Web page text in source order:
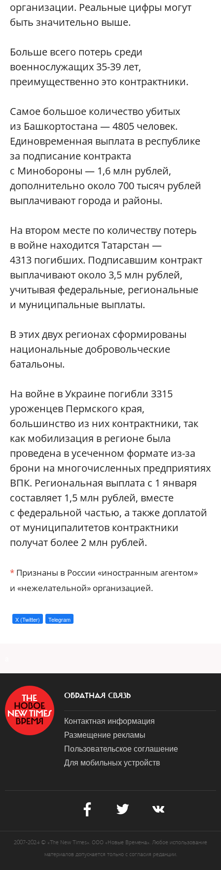
организации. Реальные цифры могут
быть значительно выше.
Больше всего потерь среди
военнослужащих 35-39 лет,
преимущественно это контрактники.
Самое большое количество убитых
из Башкортостана — 4805 человек.
Единовременная выплата в республике
за подписание контракта
с Минобороны — 1,6 млн рублей,
дополнительно около 700 тысяч рублей
выплачивают города и районы.
На втором месте по количеству потерь
в войне находится Татарстан —
4313 погибших. Подписавшим контракт
выплачивают около 3,5 млн рублей,
учитывая федеральные, региональные
и муниципальные выплаты.
В этих двух регионах сформированы
национальные добровольческие
батальоны.
На войне в Украине погибли 3315
уроженцев Пермского края,
большинство из них контрактники, так
как мобилизация в регионе была
проведена в усеченном формате из-за
брони на многочисленных предприятиях
ВПК. Региональная выплата с 1 января
составляет 1,5 млн рублей, вместе
с федеральной частью, а также доплатой
от муниципалитетов контрактники
получат более 2 млн рублей.
* Признаны в России «иностранным агентом»
и «нежелательной» организацией.
X (Twitter) Telegram
ОБРАТНАЯ СВЯЗЬ
Контактная информация
Размещение рекламы
Пользовательское соглашение
Для мобильных устройств
2007-2024 © «The New Times». ООО «Новые Времена». Любое использование
материалов допускается только с согласия редакции.